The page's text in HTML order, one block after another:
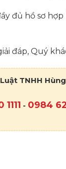
đủ hồ sơ
đáp, Quý
TNHH
- 0984